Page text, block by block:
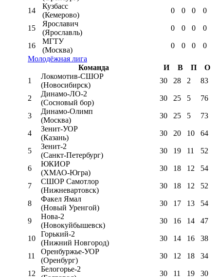
14
Кузбасс
(Кемерово)
0 0 0 0
15
Ярославич
(Ярославль)
0 0 0 0
16
МГТУ
(Москва)
0 0 0
0
Молодёжная лига
Команда
И В П
О
1
Локомотив-CШОР
(Новосибирск)
30 28 2 83
2
Динамо-ЛО-2
(Сосновый бор)
30 25 5 76
3
Динамо-Олимп
(Москва)
30 25 5 73
4
Зенит-УОР
(Казань)
30 20 10 64
5
Зенит-2
(Санкт-Петербург)
30 19 11 52
6
ЮКИОР
(ХМАО-Югра)
30 18 12 54
7
СШОР Самотлор
(Нижневартовск)
30 18 12 52
8
Факел Ямал
(Новый Уренгой)
30 17 13 54
9
Нова-2
(Новокуйбышевск)
30 16 14 47
10
Горький-2
(Нижний Новгород)
30 14 16 38
11
Оренбуржье-УОР
(Оренбург)
30 12 18 34
12
Белогорье-2
30 11 19 30